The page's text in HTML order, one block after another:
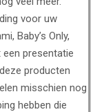
voor uw
Baby’s Only,
presentatie
producten
misschien nog
hebben die